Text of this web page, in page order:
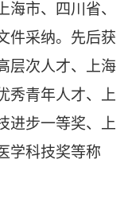
市、四川省、
件采纳。先后获
层次人才、上海
秀青年人才、上
进步一等奖、上
学科技奖等称